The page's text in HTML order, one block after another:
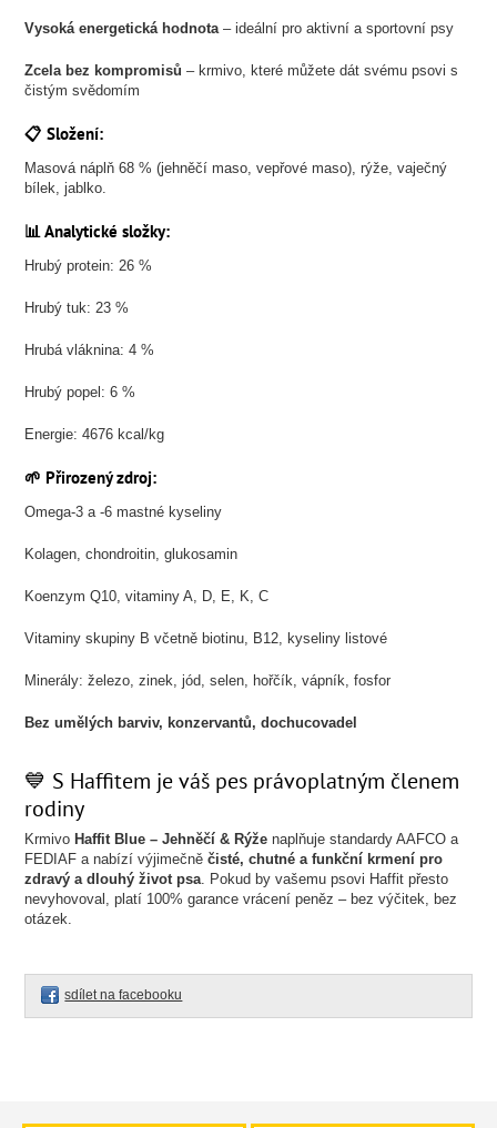
Vysoká energetická hodnota– ideální pro aktivní a sportovní psy
Zcela bez kompromisů – krmivo, které můžete dát svému psovi s
čistým svědomím
📋 Složení:
Masová náplň 68 % (jehněčí maso, vepřové maso), rýže, vaječný
bílek, jablko.
📊 Analytické složky:
Hrubý protein: 26 %
Hrubý tuk: 23 %
Hrubá vláknina: 4 %
Hrubý popel: 6 %
Energie: 4676 kcal/kg
🌱 Přirozený zdroj:
Omega-3 a -6 mastné kyseliny
Kolagen, chondroitin, glukosamin
Koenzym Q10, vitaminy A, D, E, K, C
Vitaminy skupiny B včetně biotinu, B12, kyseliny listové
Minerály: železo, zinek, jód, selen, hořčík, vápník, fosfor
Bez umělých barviv, konzervantů, dochucovadel
💙 S Haffitem je váš pes právoplatným členem
rodiny
Krmivo Haffit Blue – Jehněčí & Rýže naplňuje standardy AAFCO a
FEDIAF a nabízí výjimečněčisté, chutné a funkční krmení pro
zdravý a dlouhý život psa. Pokud by vašemu psovi Haffit přesto
nevyhovoval, platí 100% garance vrácení peněz – bez výčitek, bez
otázek.
sdílet na facebooku